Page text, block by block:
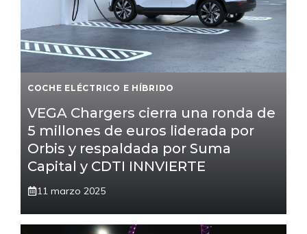
COCHE ELÉCTRICO E HÍBRIDO
VEGA Chargers cierra una ronda de
5 millones de euros liderada por
Orbis y respaldada por Suma
Capital y CDTI INNVIERTE
11 marzo 2025